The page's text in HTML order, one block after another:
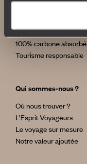
100% carbone absorbé
Tourisme responsable
Qui sommes-nous ?
Où nous trouver ?
L’Esprit Voyageurs
Le voyage sur mesure
Notre valeur ajoutée